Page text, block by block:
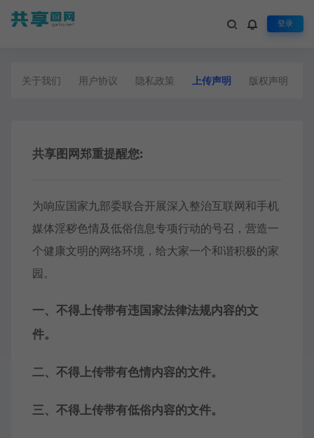
登录
关于我们 用户协议 隐私政策 上传声明 版权声明
共享图网郑重提醒您:
为响应国家九部委联合开展深入整治互联网和手机
媒体淫秽色情及低俗信息专项行动的号召，营造一
个健康文明的网络环境，给大家一个和谐积极的家
园。
一、不得上传带有违国家法律法规内容的文
件。
二、不得上传带有色情内容的文件。
三、不得上传带有低俗内容的文件。